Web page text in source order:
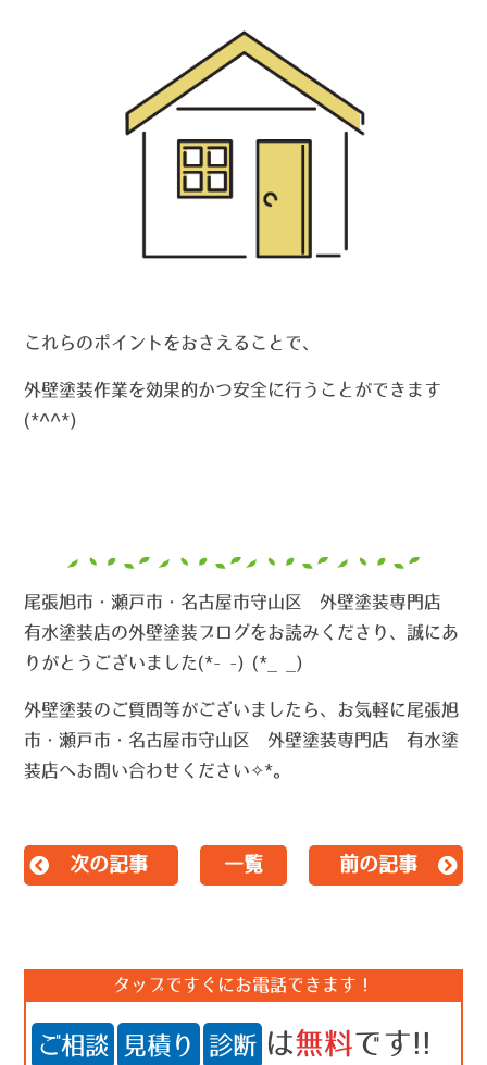
これらのポイントをおさえることで、
外壁塗装作業を効果的かつ安全に行うことができます
(*^^*)
尾張旭市・瀬戸市・名古屋市守山区 外壁塗装専門店
有水塗装店の外壁塗装ブログをお読みくださり、誠にあ
りがとうございました(*- -) (*_ _)
外壁塗装のご質問等がございましたら、お気軽に尾張旭
市・瀬戸市・名古屋市守山区 外壁塗装専門店 有水塗
装店へお問い合わせください✧*｡
次の記事 一覧 前の記事
タップですぐにお電話できます！
ご相談 見積り 診断 は無料です!!